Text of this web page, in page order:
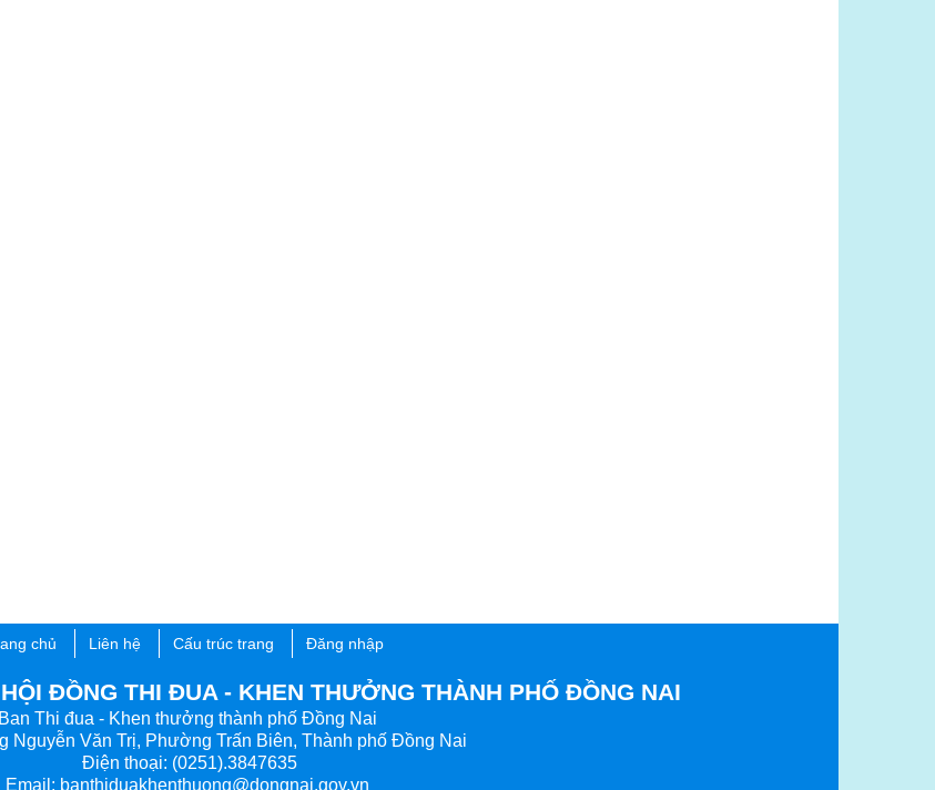
chủ Liên hệ Cấu trúc trang Đăng nhập
ĐỒNG THI ĐUA - KHEN THƯỞNG THÀNH PHỐ ĐỒNG NAI
Ban Thi đua - Khen thưởng thành phố Đồng Nai
Nguyễn Văn Trị, Phường Trấn Biên, Thành phố Đồng Nai
Điện thoại: (0251).3847635
Email: banthiduakhenthuong@dongnai.gov.vn